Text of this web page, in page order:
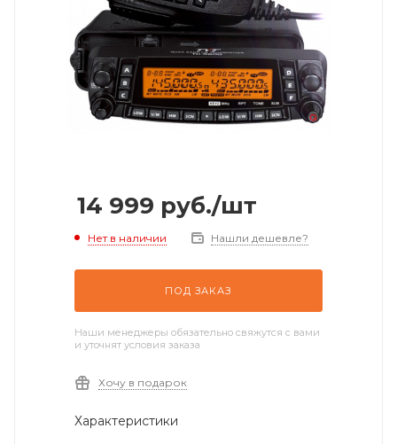
14 999 руб./шт
Нет в наличии Нашли дешевле?
ПОД ЗАКАЗ
Наши менеджеры обязательно свяжутся с вами
и уточнят условия заказа
Хочу в подарок
Характеристики